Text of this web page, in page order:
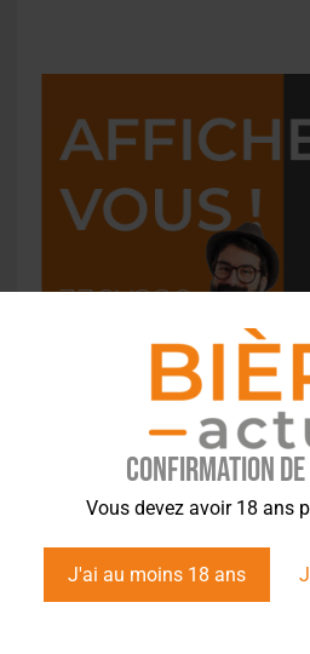
Confirmation
Vous devez avoir 18 ans
J'ai au moins 18 ans
L'ACTU EN BREF